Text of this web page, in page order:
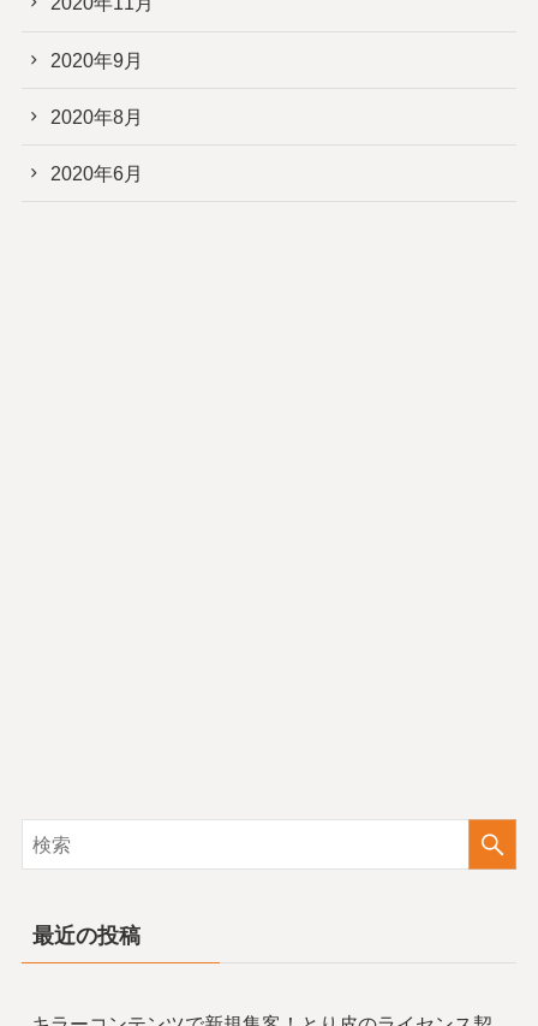
2020年9月
2020年8月
2020年6月
最近の投稿